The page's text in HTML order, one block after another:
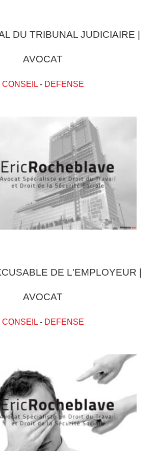
DU TRIBUNAL JUDICIAIRE |
AVOCAT
CONSEIL- DEFENSE
DE L'EMPLOYEUR |
AVOCAT
CONSEIL- DEFENSE